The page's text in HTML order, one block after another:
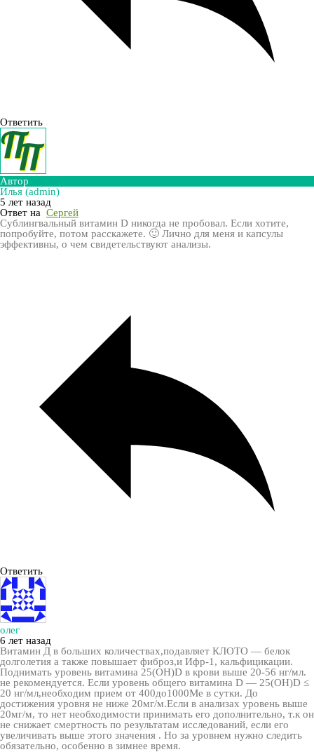
Ответить
Автор
Илья (admin)
5 лет назад
Ответ на Сергей
Сублингвальный витамин D никогда не пробовал. Если хотите,
попробуйте, потом расскажете. 🙂 Лично для меня и капсулы
эффективны, о чем свидетельствуют анализы.
Ответить
олег
6 лет назад
Витамин Д в больших количествах,подавляет КЛОТО — белок
долголетия а также повышает фиброз,и Ифр-1, кальфицикации.
Поднимать уровень витамина 25(OH)D в крови выше 20-56 нг/мл.
не рекомендуется. Если уровень общего витамина D — 25(OH)D ≤
20 нг/мл,необходим прием от 400до1000Ме в сутки. До
достижения уровня не ниже 20мг/м.Если в анализах уровень выше
20мг/м, то нет необходимости принимать его дополнительно, т.к он
не снижает смертность по результатам исследований, если его
увеличивать выше этого значения . Но за уровнем нужно следить
обязательно, особенно в зимнее время.